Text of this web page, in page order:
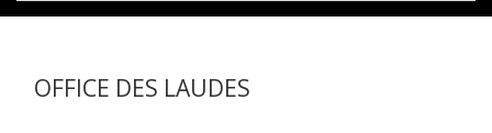
OFFICE DES LAUDES